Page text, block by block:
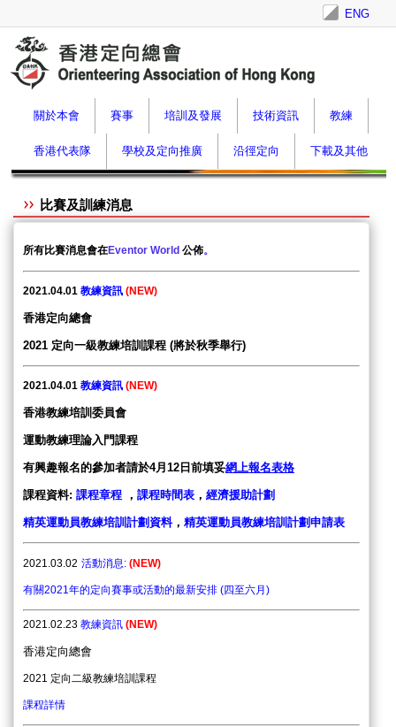
ENG
關於本會 賽事 培訓及發展 技術資訊 教練
香港代表隊 學校及定向推廣 沿徑定向 下載及其他
比賽及訓練消息
所有比賽消息會在Eventor World 公佈。
2021.04.01 教練資訊 (NEW)
香港定向總會
2021 定向一級教練培訓課程 (將於秋季舉行)
2021.04.01 教練資訊 (NEW)
香港教練培訓委員會
運動教練理論入門課程
有興趣報名的參加者請於4月12日前填妥網上報名表格
課程資料: 課程章程 ， 課程時間表 ， 經濟援助計劃
精英運動員教練培訓計劃資料， 精英運動員教練培訓計劃申請表
2021.03.02 活動消息: (NEW)
有關2021年的定向賽事或活動的最新安排 (四至六月)
2021.02 .23 教練資訊 (NEW)
香港定向總會
2021 定向二級教練培訓課程
課程詳情